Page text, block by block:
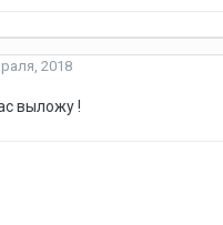
2018
выложу !